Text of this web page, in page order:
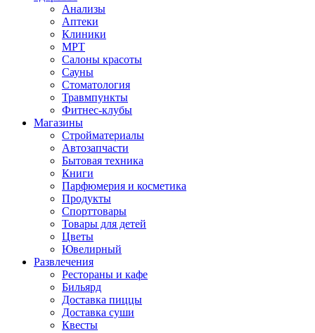
Анализы
Аптеки
Клиники
МРТ
Салоны красоты
Сауны
Стоматология
Травмпункты
Фитнес-клубы
Магазины
Стройматериалы
Автозапчасти
Бытовая техника
Книги
Парфюмерия и косметика
Продукты
Спорттовары
Товары для детей
Цветы
Ювелирный
Развлечения
Рестораны и кафе
Бильярд
Доставка пиццы
Доставка суши
Квесты